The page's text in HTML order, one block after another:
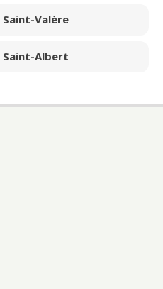
Saint-Valère
Saint-Albert